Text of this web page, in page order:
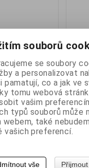
DPH:68,10 Kč
s DPH:76,30 Kč
souborů
se soubory
a personalizovat
pamatují, co a jak ve
tomu webová
vašim
typů souborů může
webem, také
vašich preferencí.
vše